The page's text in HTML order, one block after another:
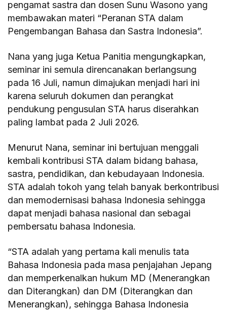
pengamat sastra dan dosen Sunu Wasono yang
membawakan materi “Peranan STA dalam
Pengembangan Bahasa dan Sastra Indonesia”.
Nana yang juga Ketua Panitia mengungkapkan,
seminar ini semula direncanakan berlangsung
pada 16 Juli, namun dimajukan menjadi hari ini
karena seluruh dokumen dan perangkat
pendukung pengusulan STA harus diserahkan
paling lambat pada 2 Juli 2026.
Menurut Nana, seminar ini bertujuan menggali
kembali kontribusi STA dalam bidang bahasa,
sastra, pendidikan, dan kebudayaan Indonesia.
STA adalah tokoh yang telah banyak berkontribusi
dan memodernisasi bahasa Indonesia sehingga
dapat menjadi bahasa nasional dan sebagai
pembersatu bahasa Indonesia.
“STA adalah yang pertama kali menulis tata
Bahasa Indonesia pada masa penjajahan Jepang
dan memperkenalkan hukum MD (Menerangkan
dan Diterangkan) dan DM (Diterangkan dan
Menerangkan), sehingga Bahasa Indonesia